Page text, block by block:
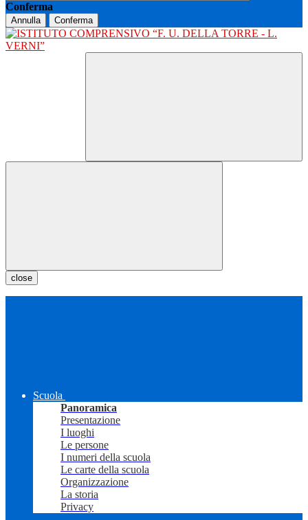
Conferma
Annulla Conferma
close
Scuola
Panoramica
Presentazione
I luoghi
Le persone
I numeri della scuola
Le carte della scuola
Organizzazione
La storia
Privacy